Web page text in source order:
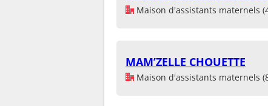
Maison d'assistants maternels
MAM’ZELLE CHOUETTE
Maison d'assistants maternels